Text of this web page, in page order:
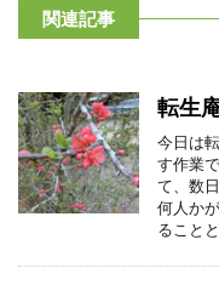
関連記事
転生
今日は
す作業
て、数
何人か
ること